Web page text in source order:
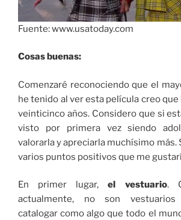
Fuente: www.usatoday.com
Cosas buenas:
Comenzaré reconociendo que el
he tenido al ver esta película creo que
veinticinco años. Considero que si
visto por primera vez siendo
valorarla y apreciarla muchísimo más.
varios puntos positivos que me
En primer lugar,el vestuario.
actualmente, no son
catalogar como algo que todo el